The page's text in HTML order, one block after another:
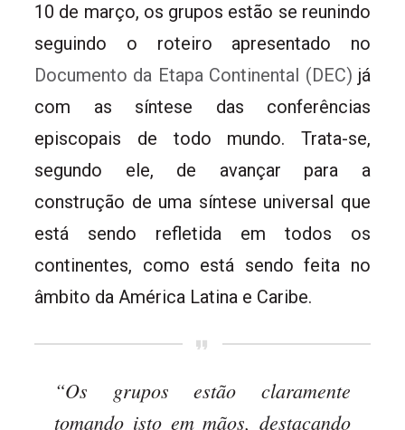
10 de março, os grupos estão se reunindo
seguindo o roteiro apresentado no
Documento da Etapa Continental (DEC) já
com as síntese das conferências
episcopais de todo mundo. Trata-se,
segundo ele, de avançar para a
construção de uma síntese universal que
está sendo refletida em todos os
continentes, como está sendo feita no
âmbito da América Latina e Caribe.
“Os grupos estão claramente
tomando isto em mãos, destacando